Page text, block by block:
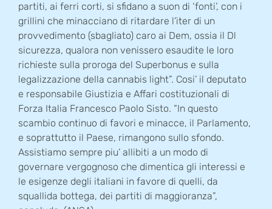
partiti, ai ferri corti, si sfidano a suon di ‘fonti’, con i
grillini che minacciano di ritardare l’iter di un
provvedimento (sbagliato) caro ai Dem, ossia il Dl
sicurezza, qualora non venissero esaudite le loro
richieste sulla proroga del Superbonus e sulla
legalizzazione della cannabis light”. Cosi’ il deputato
e responsabile Giustizia e Affari costituzionali di
Forza Italia Francesco Paolo Sisto. “In questo
scambio continuo di favori e minacce, il Parlamento,
e soprattutto il Paese, rimangono sullo sfondo.
Assistiamo sempre piu’ allibiti a un modo di
governare vergognoso che dimentica gli interessi e
le esigenze degli italiani in favore di quelli, da
squallida bottega, dei partiti di maggioranza”,